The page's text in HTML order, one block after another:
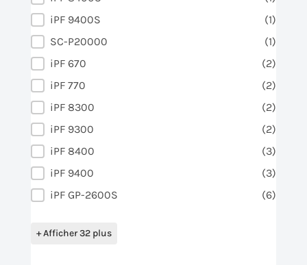
iPF 9400S
(1)
SC-P20000
(1)
iPF 670
(2)
iPF 770
(2)
iPF 8300
(2)
iPF 9300
(2)
iPF 8400
(3)
iPF 9400
(3)
iPF GP-2600S
(6)
+ Afficher 32 plus